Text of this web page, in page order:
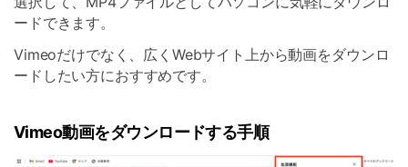
ードできます。
Vimeoだけでなく、広くWebサイト上から動画をダウンロ
ードしたい方におすすめです。
Vimeo動画をダウンロードする手順